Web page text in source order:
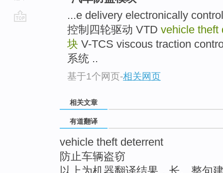
...e delivery electronically
控制四轮驱动 VTD vehicle theft
块 V-TCS viscous traction
系统 ..
基于1个网页-相关网页
相关文章
有道翻译
vehicle theft deterrent
防止车辆盗窃